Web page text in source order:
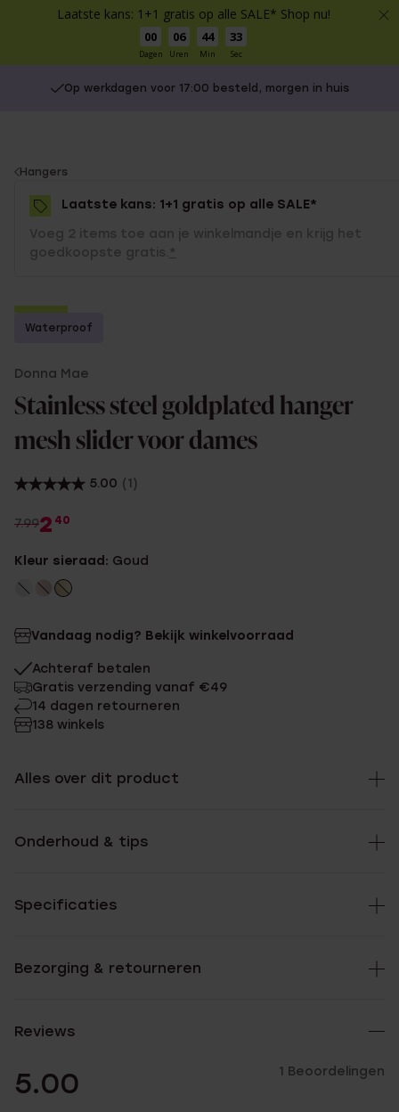
Laatste kans: 1+1 gratis op alle SALE* Shop nu!
00
Dagen
06
Uren
44
Min
33
Sec
Op werkdagen voor 17:00 besteld, morgen in huis
You
are
here:
Hangers
Laatste kans: 1+1 gratis op alle SALE*
Voeg 2 items toe aan je winkelmandje en krijg het
goedkoopste gratis. *
-70%
Waterproof
Donna Mae
Stainless steel goldplated hanger
mesh slider voor dames
5.00 (1)
7.992 40
Kleur sieraad: Goud
Vandaag nodig? Bekijk winkelvoorraad
Achteraf betalen
Gratis verzending vanaf €49
14 dagen retourneren
138 winkels
Alles over dit product
Onderhoud & tips
Specificaties
Bezorging & retourneren
Reviews
5.00 1 Beoordelingen